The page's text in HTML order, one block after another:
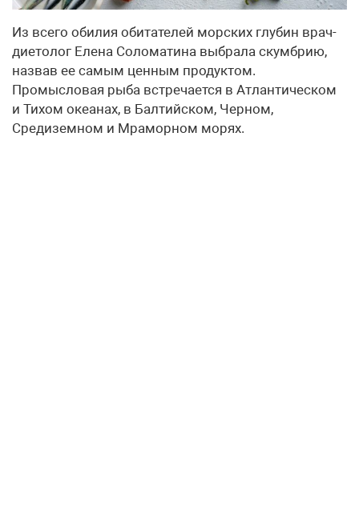
Из всего обилия обитателей морских глубин врач-
диетолог Елена Соломатина выбрала скумбрию,
назвав ее самым ценным продуктом.
Промысловая рыба встречается в Атлантическом
и Тихом океанах, в Балтийском, Черном,
Средиземном и Мраморном морях.